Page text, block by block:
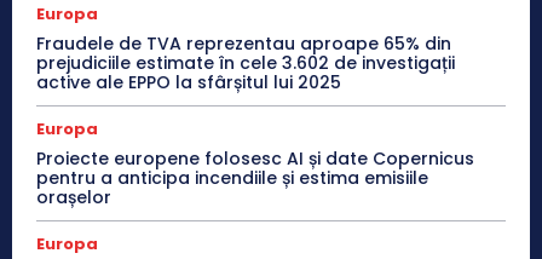
Europa
Fraudele de TVA reprezentau aproape 65% din
prejudiciile estimate în cele 3.602 de investigații
active ale EPPO la sfârșitul lui 2025
Europa
Proiecte europene folosesc AI și date Copernicus
pentru a anticipa incendiile și estima emisiile
orașelor
Europa